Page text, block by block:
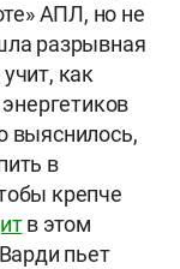
АПЛ, но не
разрывная
как
выяснилось,
в
крепче
в этом
пьет